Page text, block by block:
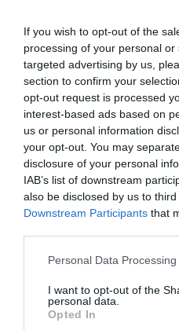
If you wish to opt-out of the
processing of your personal
targeted advertising by us,
section to confirm your
opt-out request is processed
interest-based ads based on
us or personal information
your opt-out. You may
disclosure of your personal
IAB’s list of downstream
also be disclosed by us to
Downstream Participants that
Please note that this website/
not limited to your visit or
grant or deny consent to
use your data for below
Personal Data
I want to opt-out of the
personal data.
Opted In
43 min
Stop Eating These 3
223 86